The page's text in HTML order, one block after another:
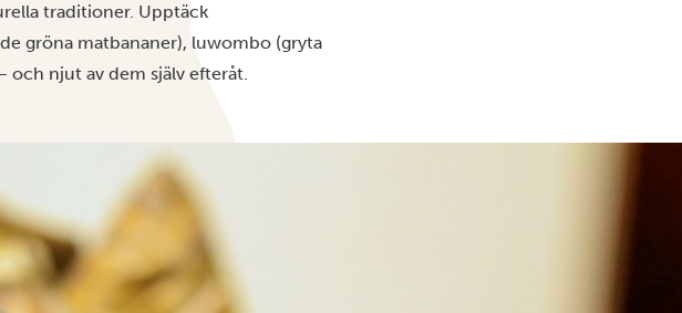
traditioner. Upptäck
gröna matbananer), luwombo (gryta
och njut av dem själv efteråt.